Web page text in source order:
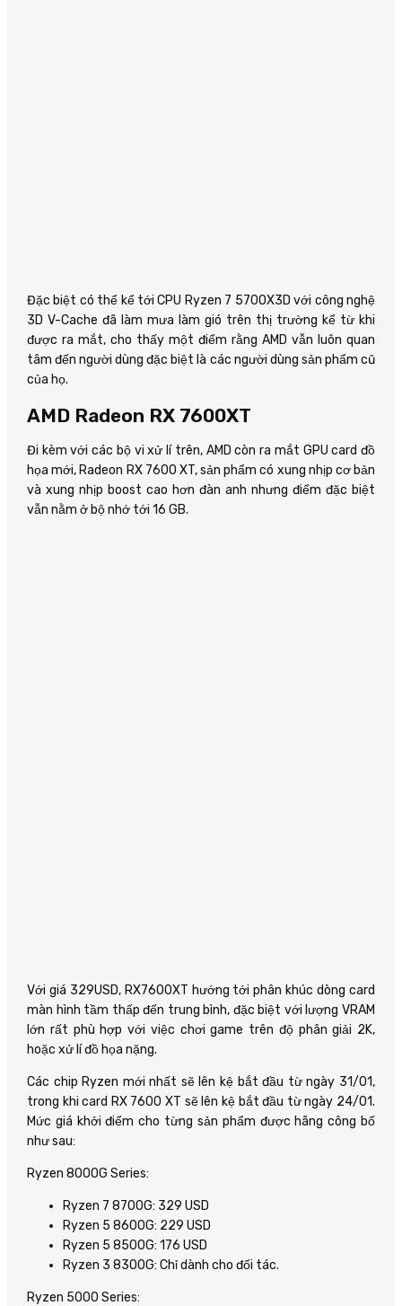
Đặc biệt có thể kể tới CPU Ryzen 7 5700X3D với công nghệ
3D V-Cache đã làm mưa làm gió trên thị trường kể từ khi
được ra mắt, cho thấy một điểm rằng AMD vẫn luôn quan
tâm đến người dùng đặc biệt là các người dùng sản phẩm cũ
của họ.
AMD Radeon RX 7600XT
Đi kèm với các bộ vi xử lí trên, AMD còn ra mắt GPU card đồ
họa mới, Radeon RX 7600 XT, sản phẩm có xung nhịp cơ bản
và xung nhịp boost cao hơn đàn anh nhưng điểm đặc biệt
vẫn nằm ở bộ nhớ tới 16 GB.
Với giá 329USD, RX7600XT hướng tới phân khúc dòng card
màn hình tầm thấp đến trung bình, đặc biệt với lượng VRAM
lớn rất phù hợp với việc chơi game trên độ phân giải 2K,
hoặc xử lí đồ họa nặng.
Các chip Ryzen mới nhất sẽ lên kệ bắt đầu từ ngày 31/01,
trong khi card RX 7600 XT sẽ lên kệ bắt đầu từ ngày 24/01.
Mức giá khởi điểm cho từng sản phẩm được hãng công bố
như sau:
Ryzen 8000G Series:
Ryzen 7 8700G: 329 USD
Ryzen 5 8600G: 229 USD
Ryzen 5 8500G: 176 USD
Ryzen 3 8300G: Chỉ dành cho đối tác.
Ryzen 5000 Series: